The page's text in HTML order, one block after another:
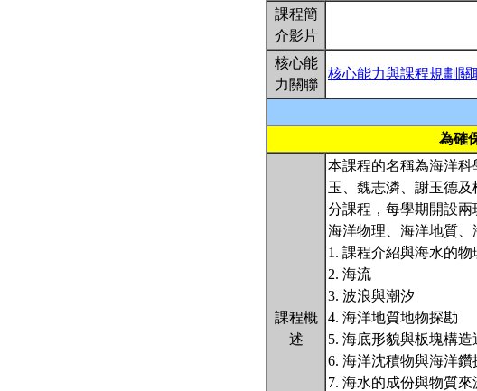
課程簡
介影片
核心能
力關聯
核心能力與課程規劃關
為確
課程概
述
本課程的名稱為海洋
玉、魏志潾、謝玉德
分課程，每學期開設
海洋物理、海洋地質、
1. 課程介紹與海水的
2. 海流
3. 波浪與潮汐
4. 海洋地質地物探勘
5. 海底形貌與板塊構造
6. 海洋沈積物與海洋鑽
7. 海水的成份與物質來